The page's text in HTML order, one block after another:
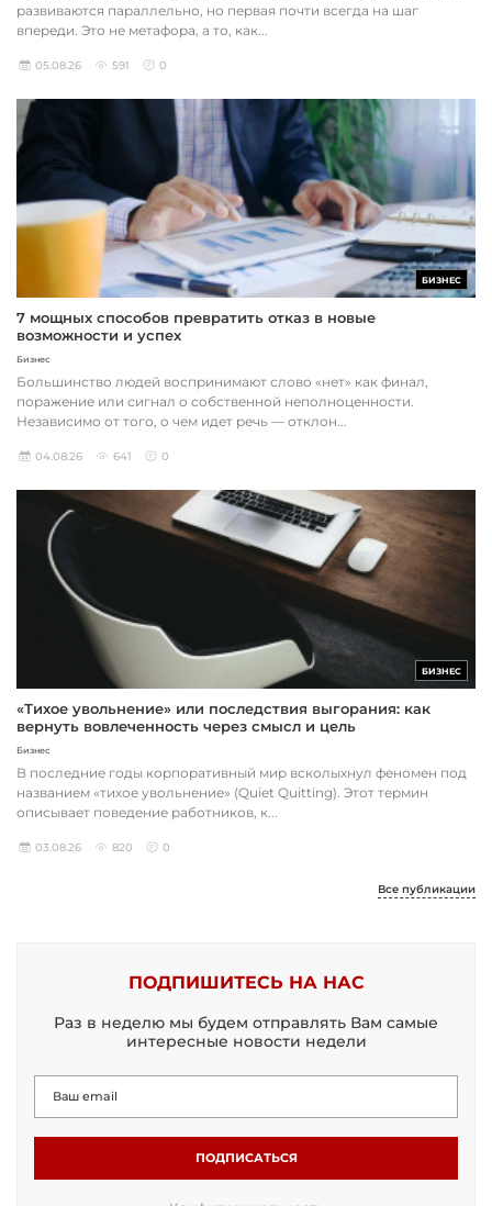
развиваются параллельно, но первая почти всегда на шаг
впереди. Это не метафора, а то, как...
05.08.26 591 0
БИЗНЕС
7 мощных способов превратить отказ в новые
возможности и успех
Бизнес
Большинство людей воспринимают слово «нет» как финал,
поражение или сигнал о собственной неполноценности.
Независимо от того, о чем идет речь — отклон...
04.08.26 641 0
БИЗНЕС
«Тихое увольнение» или последствия выгорания: как
вернуть вовлеченность через смысл и цель
Бизнес
В последние годы корпоративный мир всколыхнул феномен под
названием «тихое увольнение» (Quiet Quitting). Этот термин
описывает поведение работников, к...
03.08.26 820 0
Все публикации
ПОДПИШИТЕСЬ НА НАС
Раз в неделю мы будем отправлять Вам самые
интересные новости недели
ПОДПИСАТЬСЯ